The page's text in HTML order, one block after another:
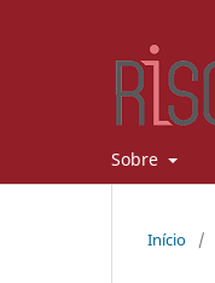
Sobre
Início /